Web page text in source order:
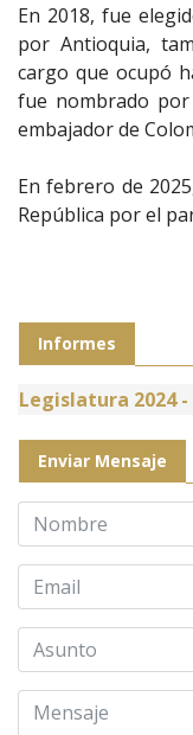
En 2018, fue
por Antioquia,
cargo que ocupó
fue nombrado
embajador de
En febrero de
República por el
Informes
Legislatura 2024 -
Enviar Mensaje